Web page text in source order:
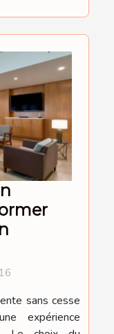
sans cesse
expérience